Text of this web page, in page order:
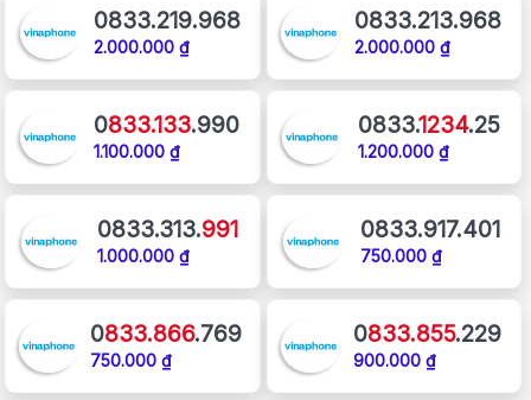
0833.219.968
2.000.000 ₫
0833.213.968
2.000.000 ₫
0833.133.990
1.100.000 ₫
0833.1234.25
1.200.000 ₫
0833.313.991
1.000.000 ₫
0833.917.401
750.000 ₫
0833.866.769
750.000 ₫
0833.855.229
900.000 ₫